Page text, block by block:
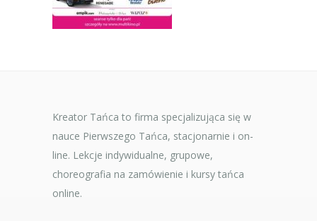
Kreator Tańca to firma specjalizująca się w
nauce Pierwszego Tańca, stacjonarnie i on-
line. Lekcje indywidualne, grupowe,
choreografia na zamówienie i kursy tańca
online.